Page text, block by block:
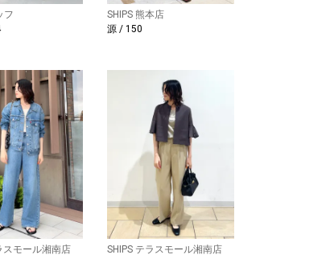
フ
SHIPS 熊本店
源 / 150
スモール湘南店
SHIPS テラスモール湘南店